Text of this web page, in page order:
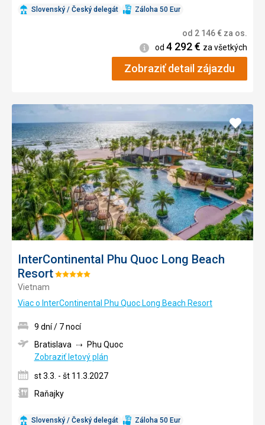
Slovenský / Český delegát Záloha 50 Eur
od 2 146€ za os.
Informácie
od 4 292€ za všetkých
Zobraziť detail zájazdu
InterContinental Phu Quoc Long Beach
ResortHodnotenie:
Vietnam
Viac o InterContinental Phu Quoc Long Beach Resort
Pridať
do
Slovenský / Český delegát Záloha 50 Eur
9 dní / 7 nocí
Bratislava
Phu Quoc
Zobraziť letový plán
st 3.3. - št 11.3.2027
Raňajky